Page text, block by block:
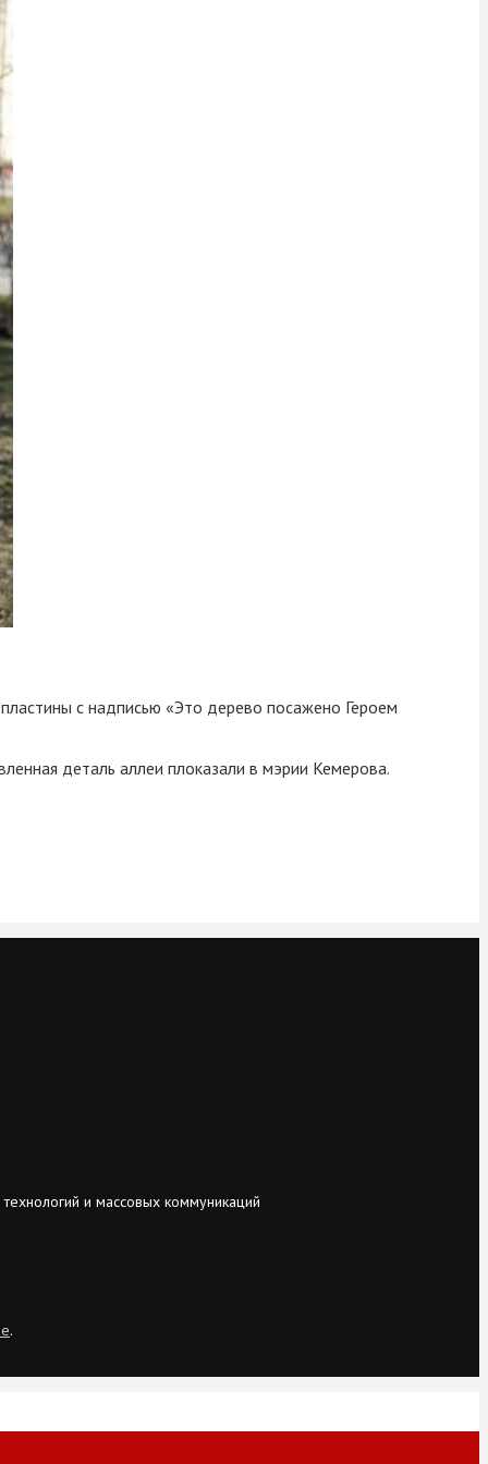
с надписью «Это дерево посажено Героем
деталь аллеи плоказали в мэрии Кемерова.
и массовых коммуникаций
.